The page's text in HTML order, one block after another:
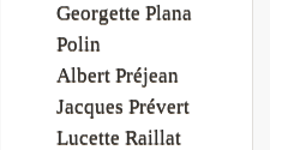
Georgette Plana
Polin
Albert Préjean
Jacques Prévert
Lucette Raillat